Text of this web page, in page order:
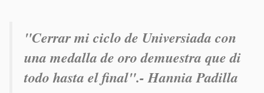
"Cerrar mi ciclo de Universiada con
una medalla de oro demuestra que di
todo hasta el final".- Hannia Padilla